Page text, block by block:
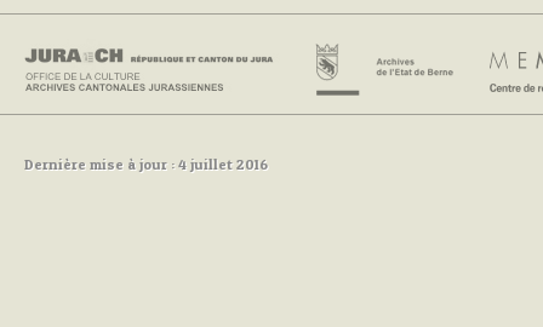
Dernière mise à jour : 4 juillet 2016